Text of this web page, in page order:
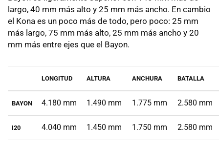
largo, 40 mm más alto y 25 mm más ancho. En cambio
el Kona es un poco más de todo, pero poco: 25 mm
más largo, 75 mm más alto, 25 mm más ancho y 20
mm más entre ejes que el Bayon.
LONGITUD ALTURA ANCHURA BATALLA
BAYON 4.180 mm 1.490 mm 1.775 mm 2.580 mm
I20 4.040 mm 1.450 mm 1.750 mm 2.580 mm